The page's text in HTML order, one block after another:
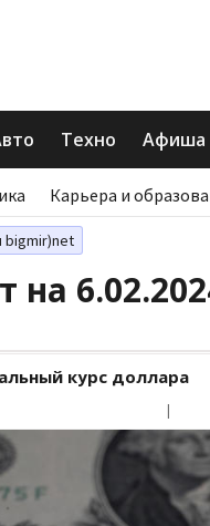
Техно Афиша
Карьера и
bigmir)net
на
курс доллара
|